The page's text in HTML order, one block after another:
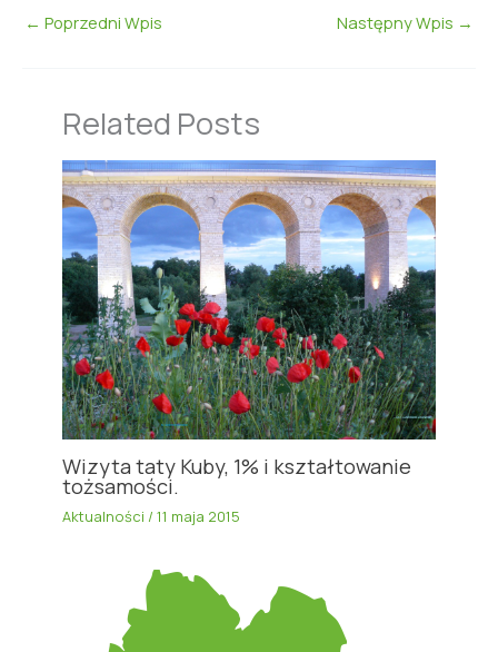
← Poprzedni Wpis Następny Wpis →
Related Posts
Wizyta taty Kuby, 1% i kształtowanie
tożsamości.
Aktualności /11 maja 2015